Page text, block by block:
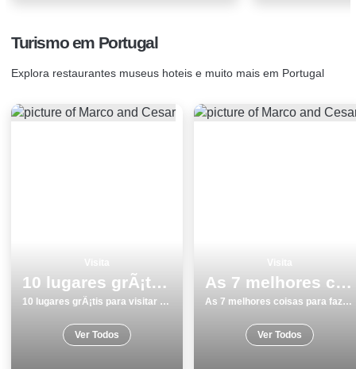
Turismo em Portugal
Explora restaurantes museus hoteis e muito mais em Portugal
10 lugares grÃ¡tis para visitar em Tavira
10 lugares grÃ¡tis para visitar em Tavira
Ver Todos
As 7 melhores coisas para fazer no inverno na LourinhÃ£
As 7 melhores coisas para fazer no inverno na LourinhÃ£
Ver Todos